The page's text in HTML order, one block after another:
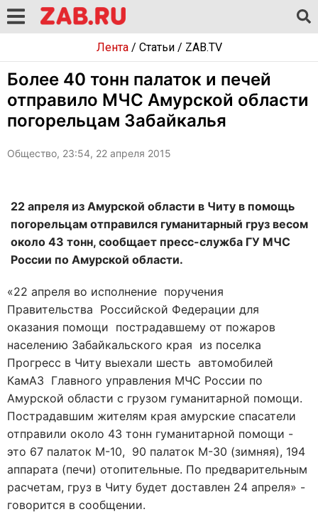
Лента/ Статьи/ ZAB.TV
Более 40 тонн палаток и печей
отправило МЧС Амурской области
погорельцам Забайкалья
Общество, 23:54, 22 апреля 2015
22 апреля из Амурской области в Читу в помощь
погорельцам отправился гуманитарный груз весом
около 43 тонн, сообщает пресс-служба ГУ МЧС
России по Амурской области.
«22 апреля во исполнение поручения
Правительства Российской Федерации для
оказания помощи пострадавшему от пожаров
населению Забайкальского края из поселка
Прогресс в Читу выехали шесть автомобилей
КамАЗ Главного управления МЧС России по
Амурской области с грузом гуманитарной помощи.
Пострадавшим жителям края амурские спасатели
отправили около 43 тонн гуманитарной помощи -
это 67 палаток М-10, 90 палаток М-30 (зимняя), 194
аппарата (печи) отопительные. По предварительным
расчетам, груз в Читу будет доставлен 24 апреля» -
говорится в сообщении.